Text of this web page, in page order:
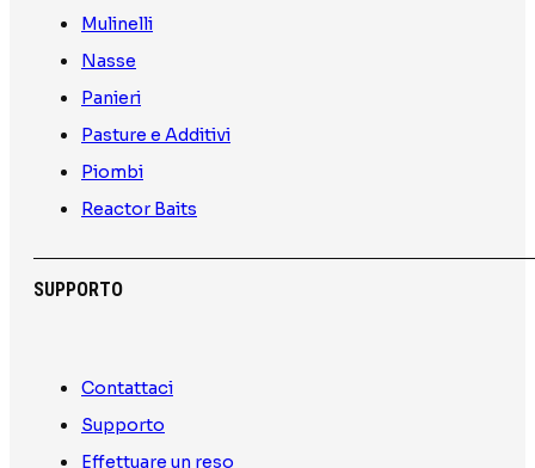
Mulinelli
Nasse
Panieri
Pasture e Additivi
Piombi
Reactor Baits
SUPPORTO
Contattaci
Supporto
Effettuare un reso